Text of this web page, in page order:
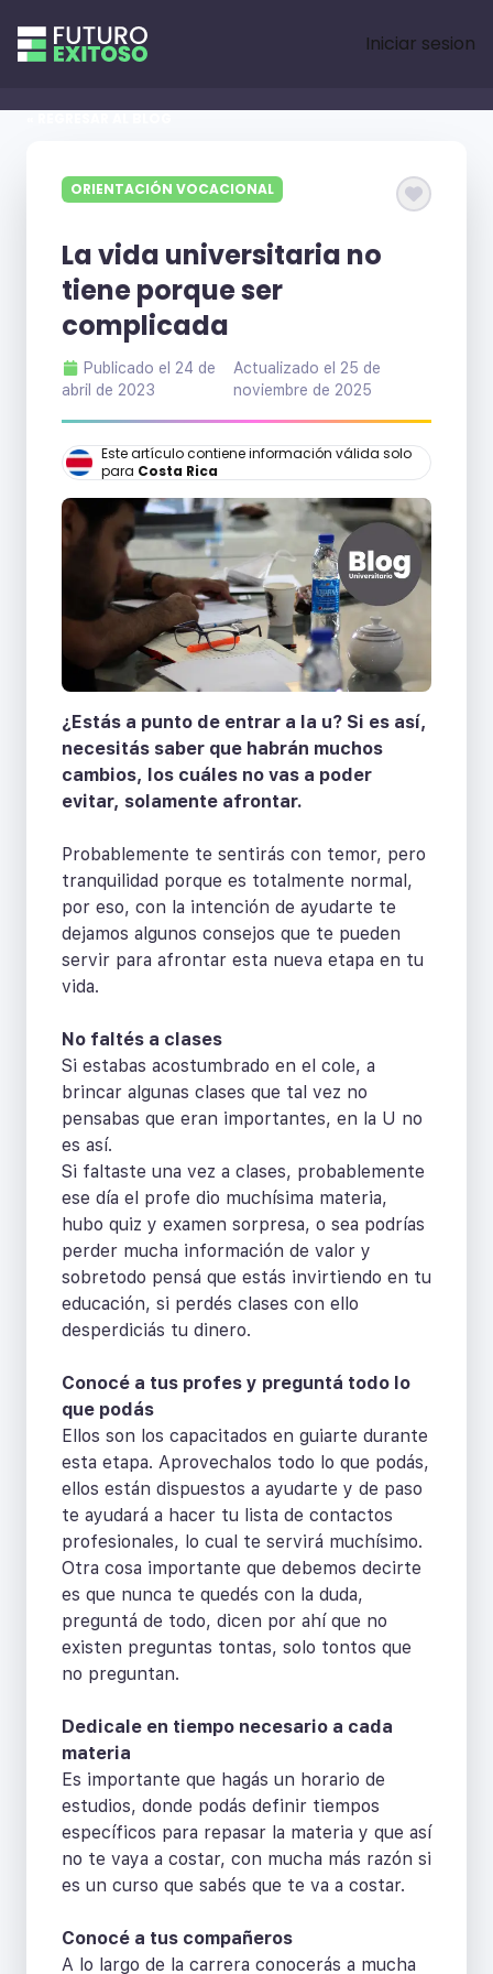
Iniciar sesion
ORIENTACIÓN VOCACIONAL
La vida universitaria no
tiene porque ser
complicada
Publicado el 24 de
abril de 2023
Actualizado el 25 de
noviembre de 2025
Este artículo contiene información válida solo
para Costa Rica
¿Estás a punto de entrar a la u? Si es así,
necesitás saber que habrán muchos
cambios, los cuáles no vas a poder
evitar, solamente afrontar.
Probablemente te sentirás con temor, pero
tranquilidad porque es totalmente normal,
por eso, con la intención de ayudarte te
dejamos algunos consejos que te pueden
servir para afrontar esta nueva etapa en tu
vida.
No faltés a clases
Si estabas acostumbrado en el cole, a
brincar algunas clases que tal vez no
pensabas que eran importantes, en la U no
es así.
Si faltaste una vez a clases, probablemente
ese día el profe dio muchísima materia,
hubo quiz y examen sorpresa, o sea podrías
perder mucha información de valor y
sobretodo pensá que estás invirtiendo en tu
educación, si perdés clases con ello
desperdiciás tu dinero.
Conocé a tus profes y preguntá todo lo
que podás
Ellos son los capacitados en guiarte durante
esta etapa. Aprovechalos todo lo que podás,
ellos están dispuestos a ayudarte y de paso
te ayudará a hacer tu lista de contactos
profesionales, lo cual te servirá muchísimo.
Otra cosa importante que debemos decirte
es que nunca te quedés con la duda,
preguntá de todo, dicen por ahí que no
existen preguntas tontas, solo tontos que
no preguntan.
Dedicale en tiempo necesario a cada
materia
Es importante que hagás un horario de
estudios, donde podás definir tiempos
específicos para repasar la materia y que así
no te vaya a costar, con mucha más razón si
es un curso que sabés que te va a costar.
Conocé a tus compañeros
A lo largo de la carrera conocerás a mucha